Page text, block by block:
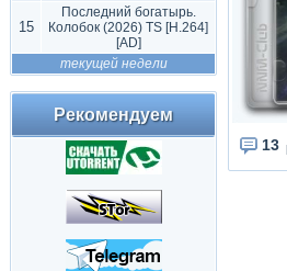
15
Последний богатырь.
Колобок (2026) TS [H.264]
[AD]
текущей недели
Рекомендуем
13